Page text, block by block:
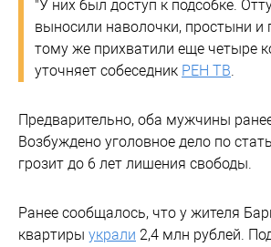
"У них был доступ к подсобке.
выносили наволочки, простыни и
тому же прихватили еще четыре
уточняет собеседник РЕН ТВ.
Предварительно, оба мужчины
Возбуждено уголовное дело по
грозит до 6 лет лишения свободы.
Ранее сообщалось, что у жителя
квартиры украли 2,4 млн рублей.